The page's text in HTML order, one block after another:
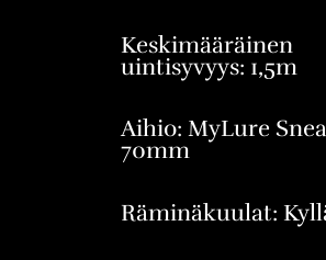
Keskimääräinen
uintisyvyys: 1,5m
Aihio: MyLure
70mm
Räminäkuulat: